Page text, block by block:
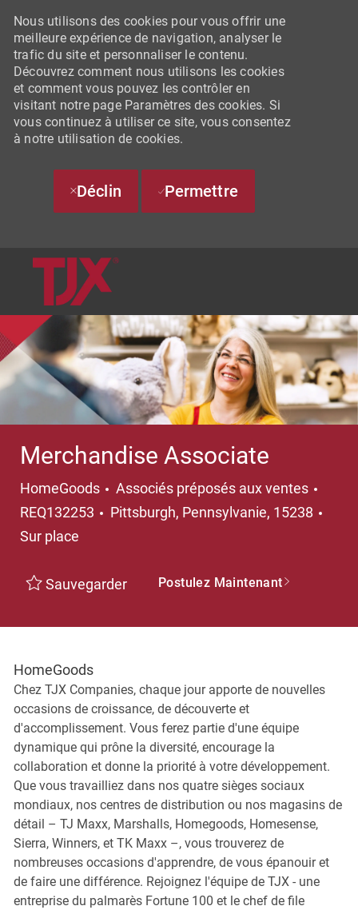
SKIP TO MAIN CONTENT
Nous utilisons des cookies pour vous offrir une
meilleure expérience de navigation, analyser le
trafic du site et personnaliser le contenu.
Découvrez comment nous utilisons les cookies
et comment vous pouvez les contrôler en
visitant notre page Paramètres des cookies. Si
vous continuez à utiliser ce site, vous consentez
à notre utilisation de cookies.
Déclin Permettre
Merchandise Associate
HomeGoods Catégorie
Associés préposés aux ventes
REQ132253
Emplacement
Pittsburgh, Pennsylvanie, 15238
Sur place
Sauvegarder Postulez Maintenant
HomeGoods
Chez TJX Companies, chaque jour apporte de nouvelles
occasions de croissance, de découverte et
d'accomplissement. Vous ferez partie d'une équipe
dynamique qui prône la diversité, encourage la
collaboration et donne la priorité à votre développement.
Que vous travailliez dans nos quatre sièges sociaux
mondiaux, nos centres de distribution ou nos magasins de
détail – TJ Maxx, Marshalls, Homegoods, Homesense,
Sierra, Winners, et TK Maxx –, vous trouverez de
nombreuses occasions d'apprendre, de vous épanouir et
de faire une différence. Rejoignez l'équipe de TJX - une
entreprise du palmarès Fortune 100 et le chef de file